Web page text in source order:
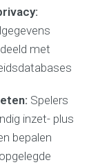
met
Spelers
inzet- plus
bepalen